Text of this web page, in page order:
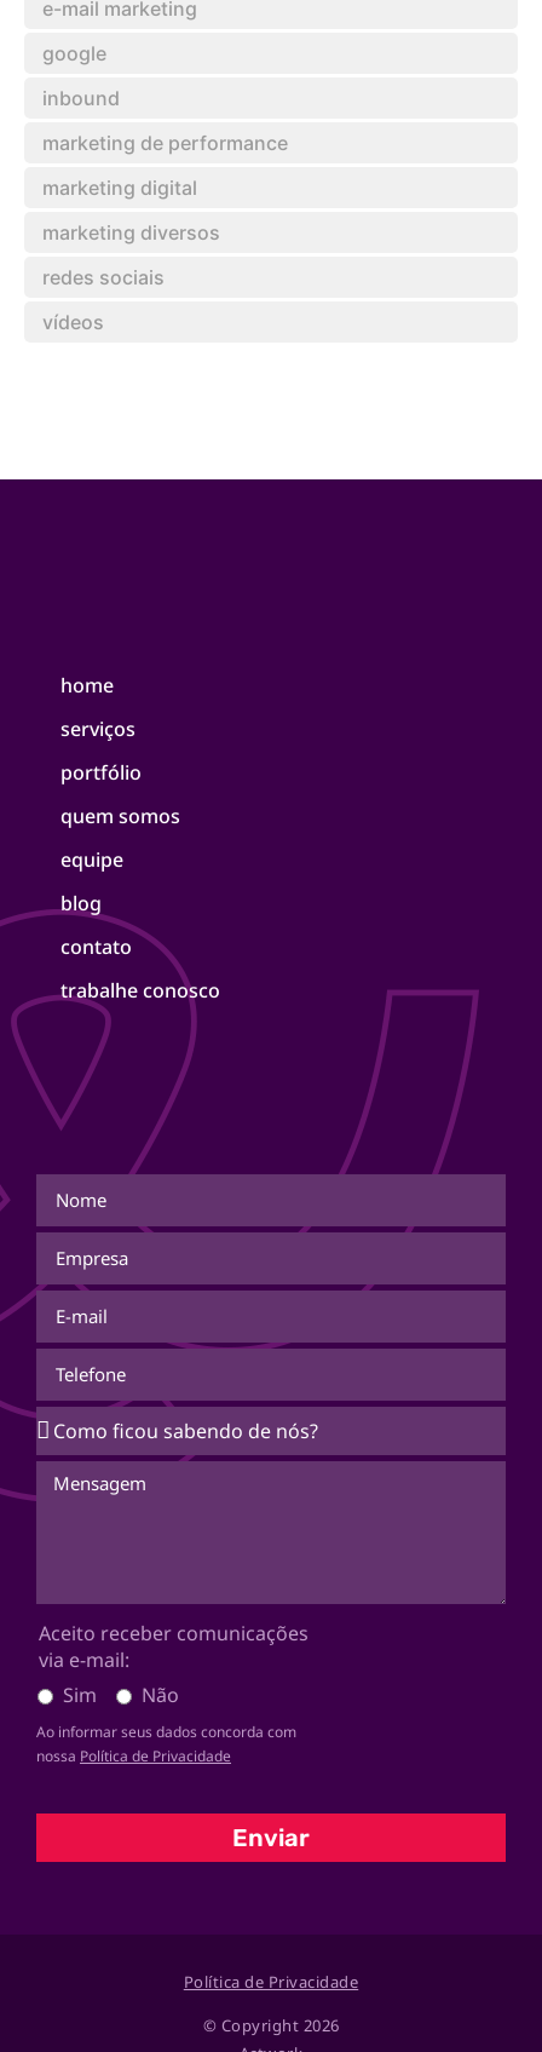
e-mail marketing
google
inbound
marketing de performance
marketing digital
marketing diversos
redes sociais
vídeos
home
serviços
portfólio
quem somos
equipe
blog
contato
trabalhe conosco
Aceito receber comunicações
via e-mail:
Sim
Não
Ao informar seus dados concorda com
nossa Política de Privacidade
Enviar
Política de Privacidade
© Copyright 2026